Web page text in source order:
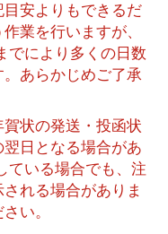
安よりもできるだ
業を行いますが、
でにより多くの日数
あらかじめご了承
状の発送・投函状
日となる場合があ
ている場合でも、注
れる場合がありま
い。